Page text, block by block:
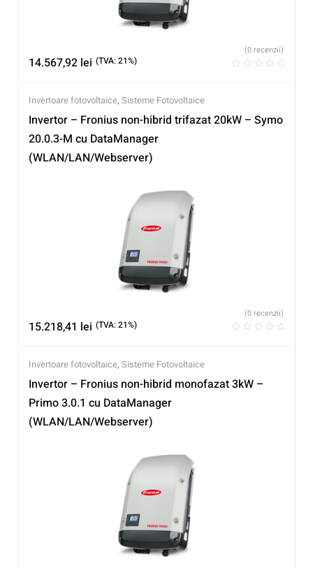
14.567,92 lei (TVA: 21%)
(0 recenzii)
Invertoare fotovoltaice, Sisteme Fotovoltaice
Invertor – Fronius non-hibrid trifazat 20kW – Symo
20.0.3-M cu DataManager
(WLAN/LAN/Webserver)
15.218,41 lei (TVA: 21%)
(0 recenzii)
Invertoare fotovoltaice, Sisteme Fotovoltaice
Invertor – Fronius non-hibrid monofazat 3kW –
Primo 3.0.1 cu DataManager
(WLAN/LAN/Webserver)